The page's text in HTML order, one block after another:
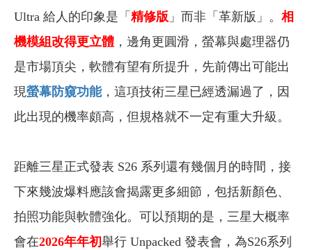
Ultra 給人的印象是「 精修版 」而非「革新版」。 相
機模組改得更立體 ，邊角更圓滑，螢幕與處理器仍
是市場頂尖，軟體有望有所提升，先前傳出可能出
現螢幕防窺功能，這項技術三星已經透漏過了，因
此出現的機率頗高，但規格就不一定有重大升級。
距離三星正式發表 S26 系列還有幾個月的時間，接
下來幾波爆料應該會揭露更多細節，包括新顏色、
拍照功能與軟體強化。可以預期的是，三星大概率
會在2026年年初舉行 Unpacked 發表會，為S26系列